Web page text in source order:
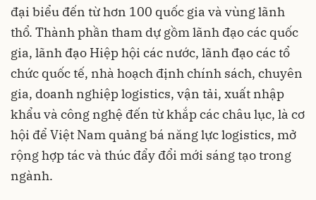
đại biểu đến từ hơn 100 quốc gia và vùng lãnh
thổ. Thành phần tham dự gồm lãnh đạo các quốc
gia, lãnh đạo Hiệp hội các nước, lãnh đạo các tổ
chức quốc tế, nhà hoạch định chính sách, chuyên
gia, doanh nghiệp logistics, vận tải, xuất nhập
khẩu và công nghệ đến từ khắp các châu lục, là cơ
hội để Việt Nam quảng bá năng lực logistics, mở
rộng hợp tác và thúc đẩy đổi mới sáng tạo trong
ngành.